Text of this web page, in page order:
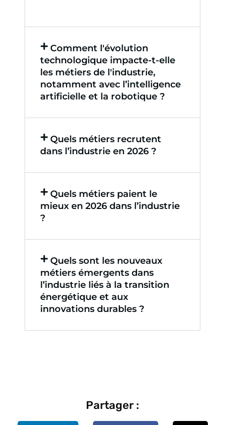
Comment l'évolution
technologique impacte-t-elle
les métiers de l'industrie,
notamment avec l’intelligence
artificielle et la robotique ?
Quels métiers recrutent
dans l’industrie en 2026 ?
Quels métiers paient le
mieux en 2026 dans l’industrie
?
Quels sont les nouveaux
métiers émergents dans
l’industrie liés à la transition
énergétique et aux
innovations durables ?
Partager :